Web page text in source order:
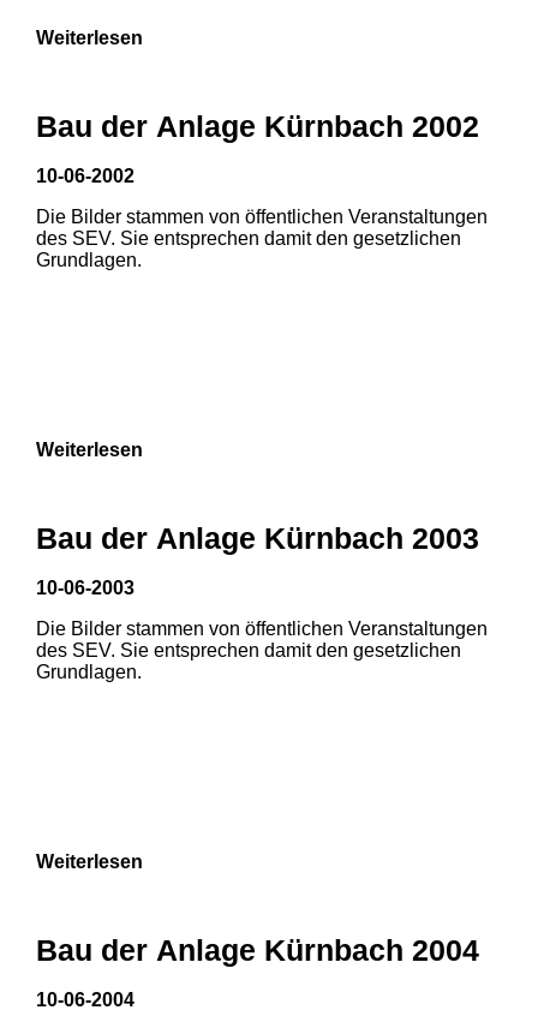
Weiterlesen
Bau der Anlage Kürnbach 2002
10-06-2002
Die Bilder stammen von öffentlichen Veranstaltungen
des SEV. Sie entsprechen damit den gesetzlichen
Grundlagen.
Weiterlesen
Bau der Anlage Kürnbach 2003
10-06-2003
Die Bilder stammen von öffentlichen Veranstaltungen
des SEV. Sie entsprechen damit den gesetzlichen
Grundlagen.
Weiterlesen
Bau der Anlage Kürnbach 2004
10-06-2004